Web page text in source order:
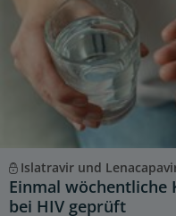
Islatravir und
Einmal
bei HIV geprüft